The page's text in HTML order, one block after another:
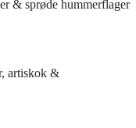
& sprøde hummerflager
artiskok &